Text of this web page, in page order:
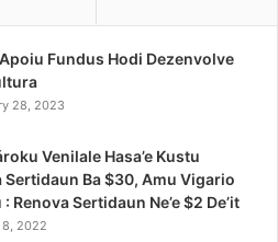
Fundus Hodi Dezenvolve
28, 2023
Venilale Hasa’e Kustu
Sertidaun Ba $30, Amu Vigario
Renova Sertidaun Ne’e $2 De’it
8, 2022